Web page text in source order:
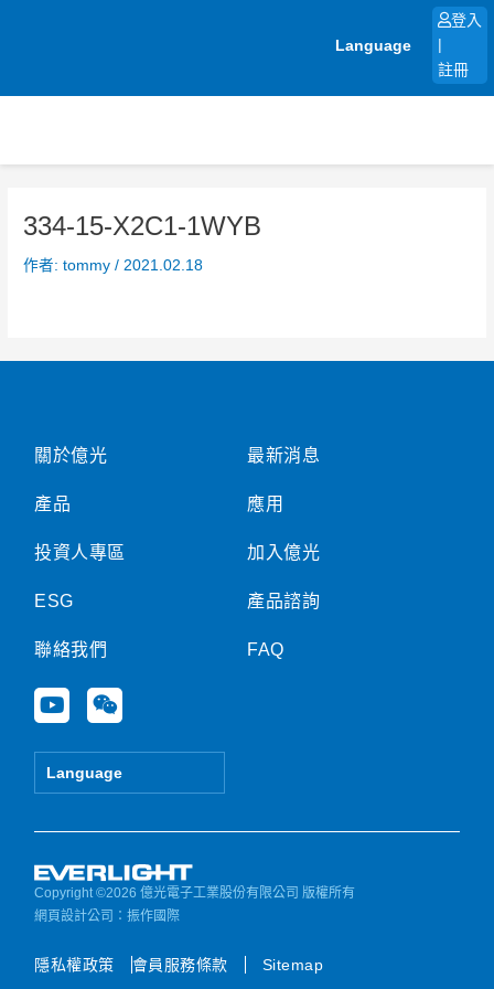
Language
登入
註冊
334-15-X2C1-1WYB
作者:tommy/ 2021.02.18
關於億光
產品
投資人專區
ESG
聯絡我們
Y
o
u
e
W
e
i
Language
最新消息
應用
加入億光
產品諮詢
FAQ
Copyright ©2026 億光電子工業股份有限公司 版權所有
網頁設計公司 ：振作國際
隱私權政策 會員服務條款 Sitemap